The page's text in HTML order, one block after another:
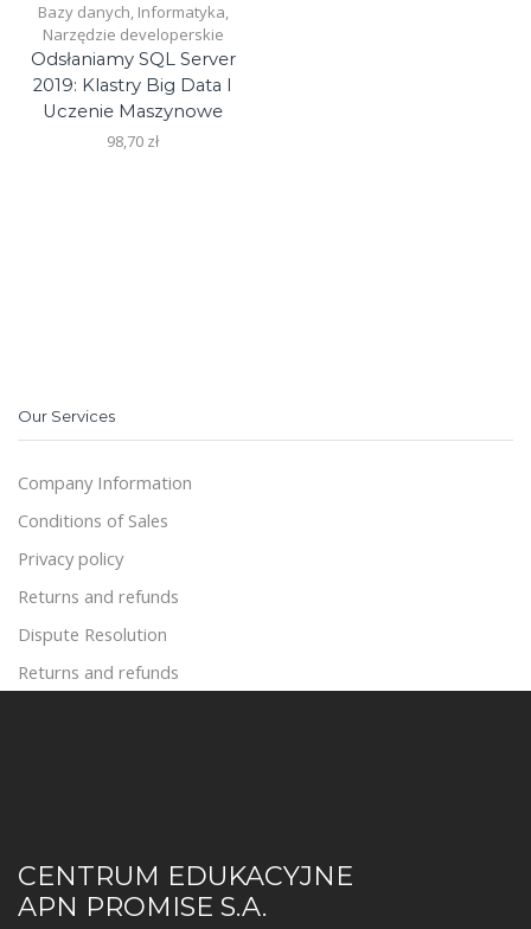
Bazy danych, Informatyka,
Narzędzie developerskie
Odsłaniamy SQL Server
2019: Klastry Big Data I
Uczenie Maszynowe
98,70 zł
Our Services
Company Information
Conditions of Sales
Privacy policy
Returns and refunds
Dispute Resolution
Returns and refunds
CENTRUM EDUKACYJNE
APN PROMISE S.A.